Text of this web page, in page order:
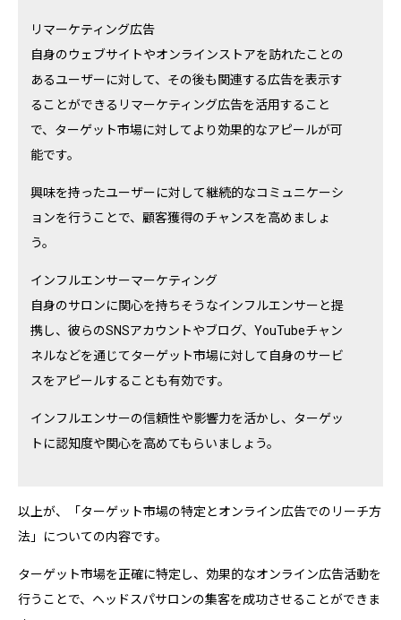
リマーケティング広告
自身のウェブサイトやオンラインストアを訪れたことの
あるユーザーに対して、その後も関連する広告を表示す
ることができるリマーケティング広告を活用すること
で、ターゲット市場に対してより効果的なアピールが可
能です。
興味を持ったユーザーに対して継続的なコミュニケーシ
ョンを行うことで、顧客獲得のチャンスを高めましょ
う。
インフルエンサーマーケティング
自身のサロンに関心を持ちそうなインフルエンサーと提
携し、彼らのSNSアカウントやブログ、YouTubeチャン
ネルなどを通じてターゲット市場に対して自身のサービ
スをアピールすることも有効です。
インフルエンサーの信頼性や影響力を活かし、ターゲッ
トに認知度や関心を高めてもらいましょう。
以上が、「ターゲット市場の特定とオンライン広告でのリーチ方
法」についての内容です。
ターゲット市場を正確に特定し、効果的なオンライン広告活動を
行うことで、ヘッドスパサロンの集客を成功させることができま